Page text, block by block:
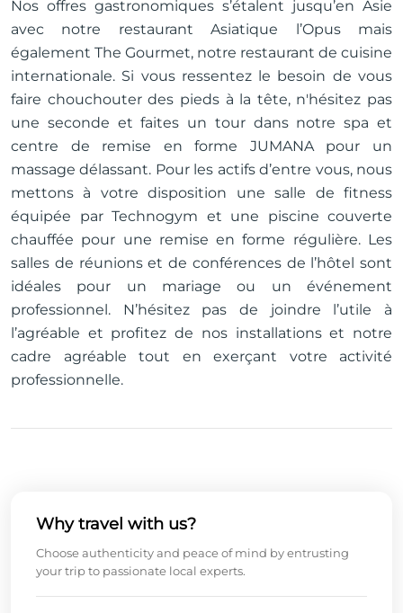
Nos offres gastronomiques s’étalent jusqu’en Asie
avec notre restaurant Asiatique l’Opus mais
également The Gourmet, notre restaurant de cuisine
internationale. Si vous ressentez le besoin de vous
faire chouchouter des pieds à la tête, n'hésitez pas
une seconde et faites un tour dans notre spa et
centre de remise en forme JUMANA pour un
massage délassant. Pour les actifs d’entre vous, nous
mettons à votre disposition une salle de fitness
équipée par Technogym et une piscine couverte
chauffée pour une remise en forme régulière. Les
salles de réunions et de conférences de l’hôtel sont
idéales pour un mariage ou un événement
professionnel. N’hésitez pas de joindre l’utile à
l’agréable et profitez de nos installations et notre
cadre agréable tout en exerçant votre activité
professionnelle.
Why travel with us?
Choose authenticity and peace of mind by entrusting
your trip to passionate local experts.